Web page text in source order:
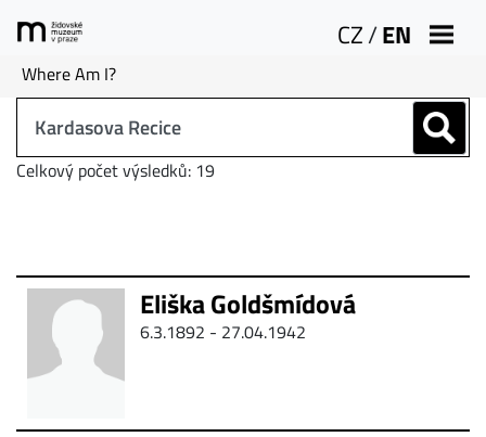
CZ/EN
Where Am I?
Celkový počet výsledků: 19
Eliška Goldšmídová
6.3.1892 - 27.04.1942